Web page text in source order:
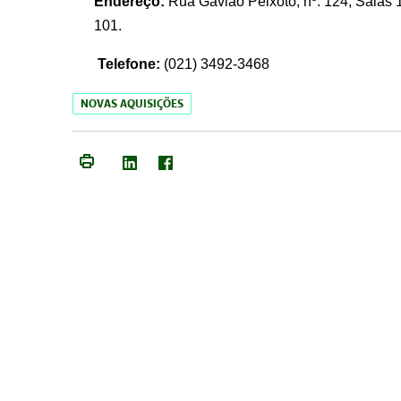
101.
Telefone: (021) 3492-3468
NOVAS AQUISIÇÕES